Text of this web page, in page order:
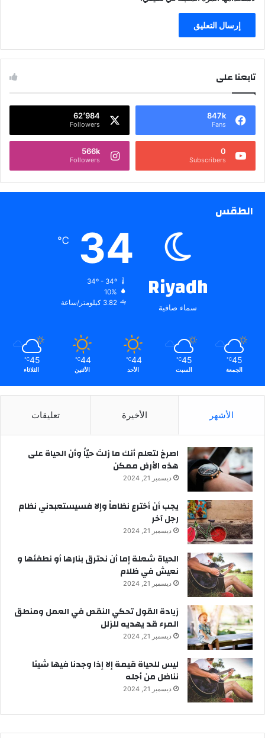
تابعنا على
847k
Fans
62٬984
Followers
0
Subscribers
566k
Followers
الطقس
Riyadh
سماء صافية
34
℃
34º - 34º
10%
3.82 كيلومتر/ساعة
45
℃
الجمعة
45
℃
السبت
44
℃
الأحد
44
℃
الأثنين
45
℃
الثلاثاء
الأشهر الأخيرة تعليقات
‫اصرخ لتعلم أنك ما زلتَ حيّاً وأن الحياة على
هذه الأرض ممكن
ديسمبر 21, 2024
يجب أن أخترع نظاماً وإلا فسيستعبدني نظام
رجل آخر
ديسمبر 21, 2024
الحياة شعلة إما أن نحترق بنارها أو نطفئها و
نعيش في ظلام
ديسمبر 21, 2024
زيادة القول تحكي النقص في العمل ومنطق
المرء قد يهديه للزلل
ديسمبر 21, 2024
ليس للحياة قيمة إلا إذا وجدنا فيها شيئا
نناضل من أجله
ديسمبر 21, 2024